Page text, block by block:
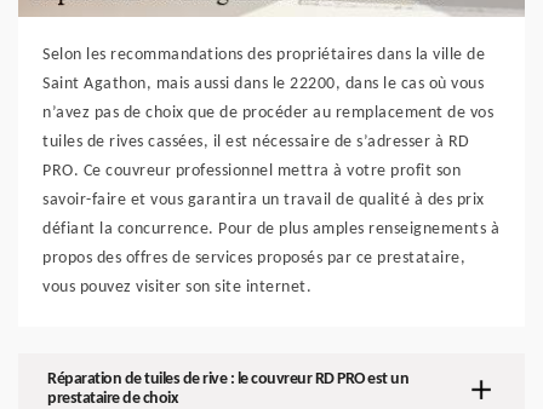
Selon les recommandations des propriétaires dans la ville de
Saint Agathon, mais aussi dans le 22200, dans le cas où vous
n’avez pas de choix que de procéder au remplacement de vos
tuiles de rives cassées, il est nécessaire de s’adresser à RD
PRO. Ce couvreur professionnel mettra à votre profit son
savoir-faire et vous garantira un travail de qualité à des prix
défiant la concurrence. Pour de plus amples renseignements à
propos des offres de services proposés par ce prestataire,
vous pouvez visiter son site internet.
Réparation de tuiles de rive : le couvreur RD PRO est un
prestataire de choix